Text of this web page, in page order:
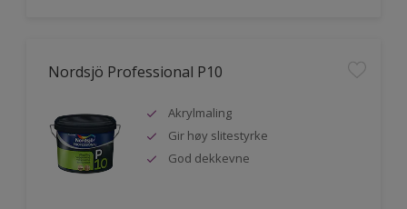
Nordsjö Professional P10
Akrylmaling
Gir høy slitestyrke
God dekkevne